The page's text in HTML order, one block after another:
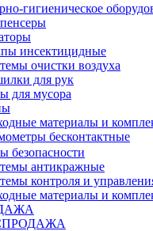
гигиеническое
инсектицидные
очистки воздуха
для рук
для мусора
материалы и
бесконтактные
безопасности
антикражные
контроля и
материалы и